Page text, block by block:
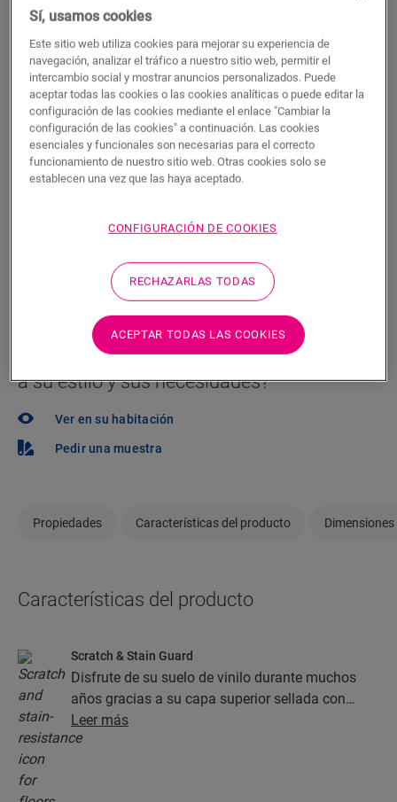
Capa de subsuelo acoplada
47,02€/m²
P.V.P Recomendado ( IVA incluido)
Encuentre un tienda cerca
¿Quiere ver este suelo en la vida real? ¿Le queda
alguna pregunta por hacer? ¡No se preocupe! Siempre
hay un tienda cerca.
BUSCAR
¿No está seguro de si este suelo se adapta
a su estilo y sus necesidades?
Ver en su habitación
Pedir una muestra
Propiedades Características del producto Dimensiones
Características del producto
Scratch & Stain Guard
Disfrute de su suelo de vinilo durante muchos
años gracias a su capa superior sellada con
tecnología Stain Guard y Scratch Guard. Esta
capa garantiza una protección superior frente a
Leer más
Sí, usamos cookies
Este sitio web utiliza cookies para mejorar su experiencia de
navegación, analizar el tráfico a nuestro sitio web, permitir el
intercambio social y mostrar anuncios personalizados. Puede
aceptar todas las cookies o las cookies analíticas o puede editar la
configuración de las cookies mediante el enlace "Cambiar la
configuración de las cookies" a continuación. Las cookies
esenciales y funcionales son necesarias para el correcto
funcionamiento de nuestro sitio web. Otras cookies solo se
establecen una vez que las haya aceptado.
CONFIGURACIÓN DE COOKIES
RECHAZARLAS TODAS
ACEPTAR TODAS LAS COOKIES